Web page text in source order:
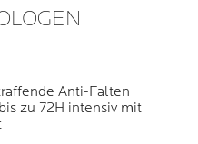
Anti-Falten
zu 72H intensiv mit